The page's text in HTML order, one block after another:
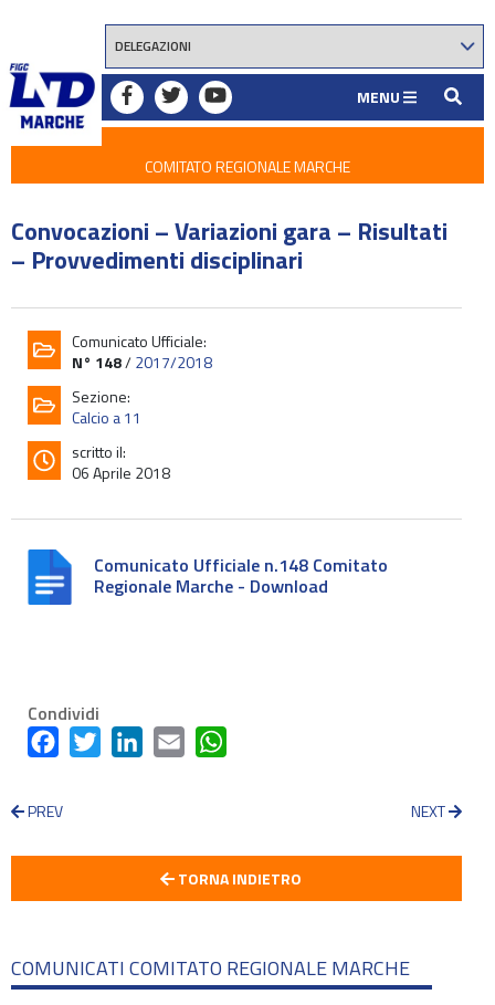
MENU
COMITATO REGIONALE MARCHE
Convocazioni – Variazioni gara – Risultati
– Provvedimenti disciplinari
Comunicato Ufficiale:
N° 148/2017/2018
Sezione:
Calcio a 11
scritto il:
06 Aprile 2018
Comunicato Ufficiale n.148 Comitato
Regionale Marche - Download
Condividi
FacebookTwitter LinkedInEmail
PREV NEXT
TORNA INDIETRO
COMUNICATI COMITATO REGIONALE MARCHE